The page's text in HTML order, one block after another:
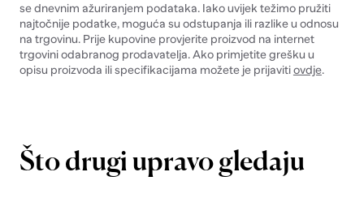
se dnevnim ažuriranjem podataka. Iako uvijek težimo pružiti
najtočnije podatke, moguća su odstupanja ili razlike u odnosu
na trgovinu. Prije kupovine provjerite proizvod na internet
trgovini odabranog prodavatelja. Ako primjetite grešku u
opisu proizvoda ili specifikacijama možete je prijavitiovdje.
Što drugi upravo gledaju